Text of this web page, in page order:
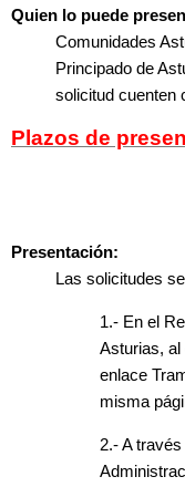
Quien lo puede
Comunidades
Principado de
solicitud cuenten
Plazos de
Presentación:
Las solicitudes
1.- En el
Asturias, al
enlace
misma
2.- A